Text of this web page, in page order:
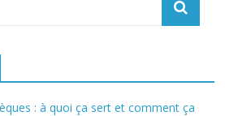
: à quoi ça sert et comment ça